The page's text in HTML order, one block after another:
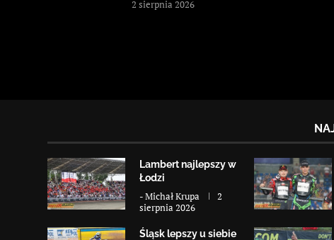
2 sierpnia 2026
Lambert najlepszy w
Łodzi
-Michał Krupa
2
sierpnia 2026
Śląsk lepszy u siebie